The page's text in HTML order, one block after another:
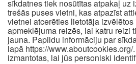
sīkdatnes tiek nosūtītas atpakaļ uz
trešās puses vietni, kas atpazīst
vietnei atcerēties lietotāja
apmeklējuma reizēs, lai katru reizi
jauna. Papildu informāciju par
lapā https://
izmantotas, lai jūs personiski